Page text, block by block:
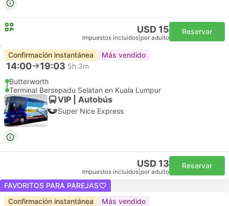
USD 15
Impuestos incluidos por adulto
Reservar
Confirmación instantánea Más vendido
14:00 19:03 5h 3m
Butterworth
Terminal Bersepadu Selatan en Kuala Lumpur
VIP | Autobús
Super Nice Express
USD 13
Impuestos incluidos por adulto
Reservar
FAVORITOS PARA PAREJAS
Confirmación instantánea
Más vendido